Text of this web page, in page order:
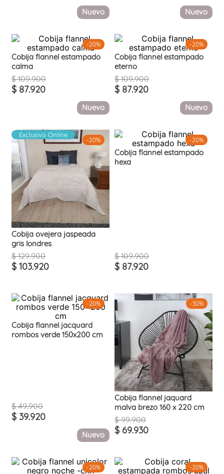
Nuevo Nuevo
-20%
Cobija flannel estampado
calma
$ 109.900
$ 87.920
Nuevo
-20%
Cobija flannel estampado
eterno
$ 109.900
$ 87.920
Nuevo
-20%
Exclusivo Online
Cobija ovejera jaspeada
gris londres
$ 129.900
$ 103.920
-20%
Cobija flannel estampado
hexa
$ 109.900
$ 87.920
-20%
Cobija flannel jacquard
rombos verde 150x200 cm
$ 49.900
$ 39.920
Nuevo
-30%
Cobija flannel jaquard
malva brezo 160 x 220 cm
$ 99.900
$ 69.930
-20% -20%